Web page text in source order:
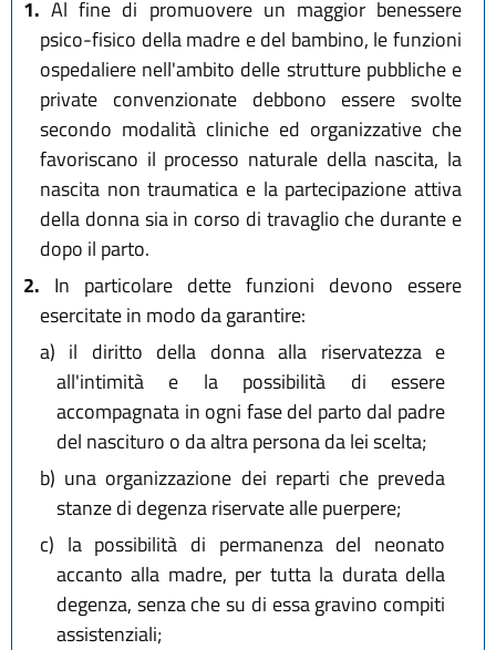
1. Al fine di promuovere un maggior benessere
psico-fisico della madre e del bambino, le funzioni
ospedaliere nell'ambito delle strutture pubbliche e
private convenzionate debbono essere svolte
secondo modalità cliniche ed organizzative che
favoriscano il processo naturale della nascita, la
nascita non traumatica e la partecipazione attiva
della donna sia in corso di travaglio che durante e
dopo il parto.
2. In particolare dette funzioni devono essere
esercitate in modo da garantire:
a) il diritto della donna alla riservatezza e
all'intimità e la possibilità di essere
accompagnata in ogni fase del parto dal padre
del nascituro o da altra persona da lei scelta;
b) una organizzazione dei reparti che preveda
stanze di degenza riservate alle puerpere;
c) la possibilità di permanenza del neonato
accanto alla madre, per tutta la durata della
degenza, senza che su di essa gravino compiti
assistenziali;